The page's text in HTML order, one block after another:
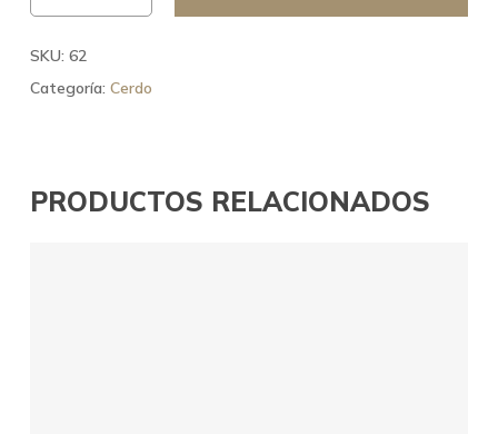
SKU: 62
Categoría: Cerdo
PRODUCTOS RELACIONADOS